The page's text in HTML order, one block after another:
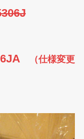
（仕様変更